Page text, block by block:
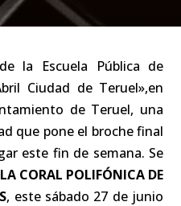
la Escuela Pública de
Ciudad de Teruel»,en
de Teruel, una
que pone el broche final
este fin de semana. Se
CORAL POLIFÓNICA DE
, este sábado 27 de junio